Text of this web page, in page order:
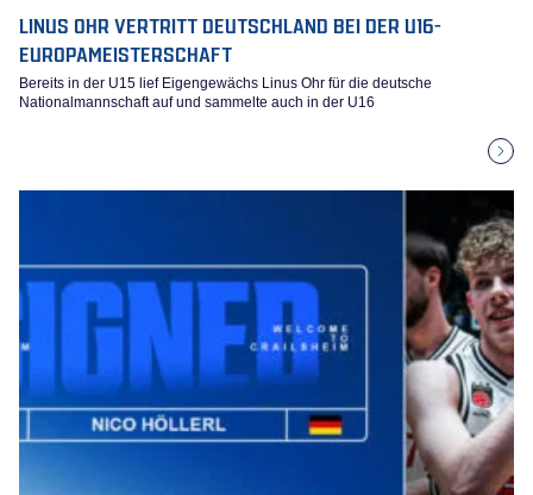
LINUS OHR VERTRITT DEUTSCHLAND BEI DER U16-
EUROPAMEISTERSCHAFT
Bereits in der U15 lief Eigengewächs Linus Ohr für die deutsche
Nationalmannschaft auf und sammelte auch in der U16